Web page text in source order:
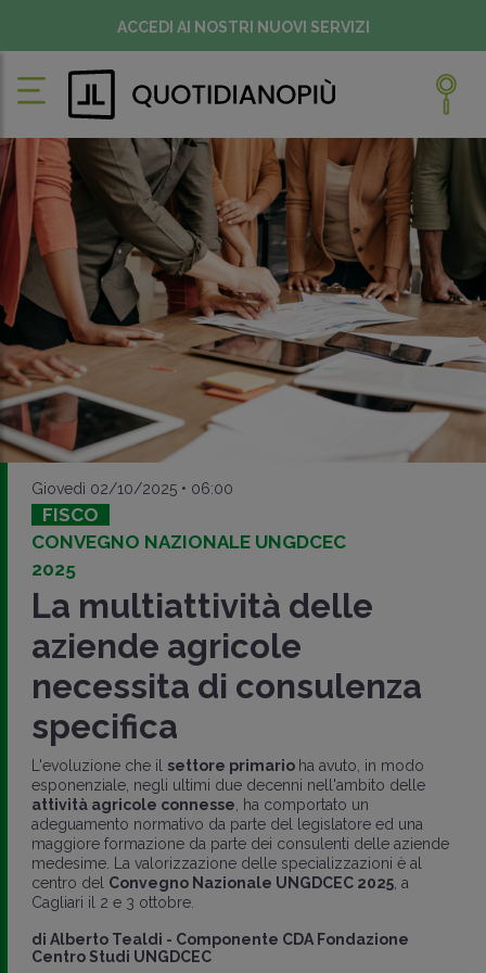
ACCEDI AI NOSTRI NUOVI SERVIZI
Giovedì 02/10/2025 • 06:00
FISCO
CONVEGNO NAZIONALE UNGDCEC
2025
La multiattività delle
aziende agricole
necessita di consulenza
specifica
L'evoluzione che il settore primario ha avuto, in modo
esponenziale, negli ultimi due decenni nell'ambito delle
attività agricole connesse , ha comportato un
adeguamento normativo da parte del legislatore ed una
maggiore formazione da parte dei consulenti delle aziende
medesime. La valorizzazione delle specializzazioni è al
centro del Convegno Nazionale UNGDCEC 2025, a
Cagliari il 2 e 3 ottobre.
di Alberto Tealdi - Componente CDA Fondazione
Centro Studi UNGDCEC